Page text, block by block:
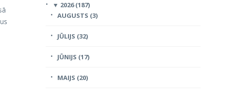
▼ 2026 (187)
AUGUSTS (3)
JŪLIJS (32)
JŪNIJS (17)
MAIJS (20)